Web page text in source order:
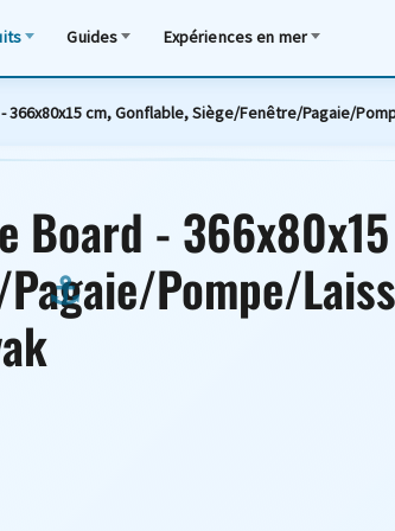
Guides Expériences en mer
366x80x15 cm, Gonflable, Siège/Fenêtre/Pagaie/
Board - 366x80x15
Pompe/